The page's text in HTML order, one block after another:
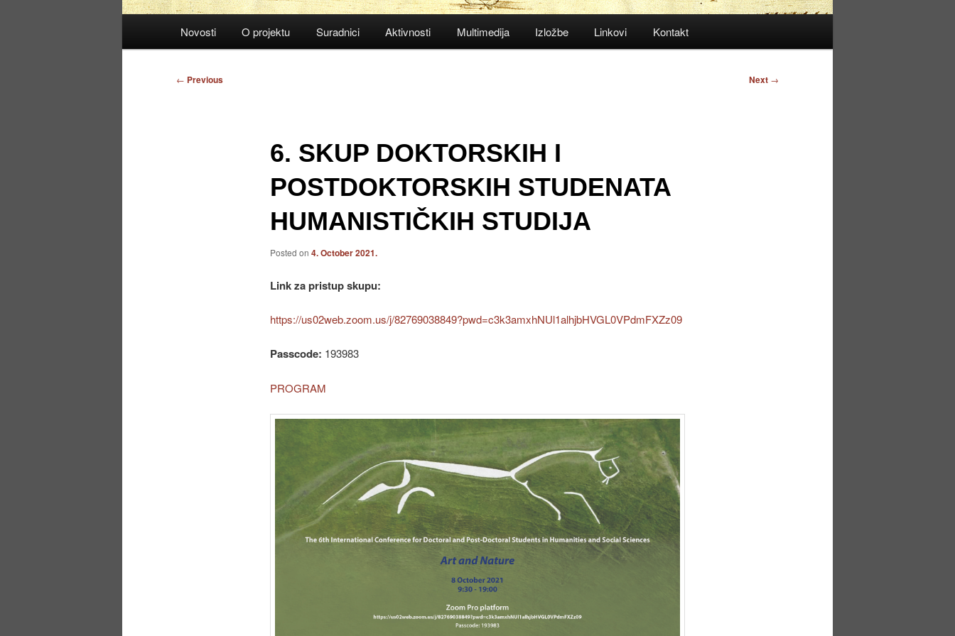
Novosti O projektu Suradnici Aktivnosti Multimedija Izložbe Linkovi Kontakt
Post
← Previous Next →
6. SKUP DOKTORSKIH I
POSTDOKTORSKIH STUDENATA
HUMANISTIČKIH STUDIJA
Posted on 4. October 2021.
Link za pristup skupu:
https://us02web.zoom.us/j/82769038849?pwd=c3k3amxhNUl1alhjbHVGL0VPdmFXZz09
Passcode: 193983
PROGRAM